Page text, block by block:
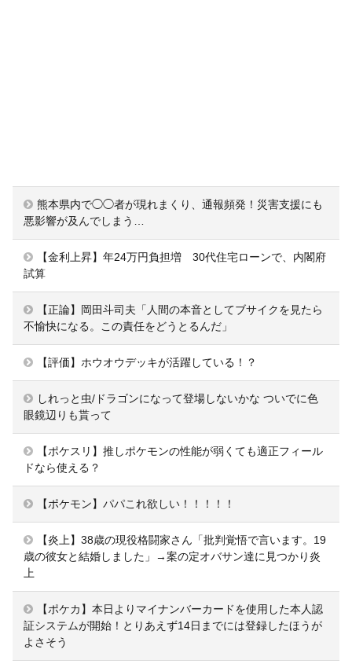
熊本県内で◯◯者が現れまくり、通報頻発！災害支援にも
悪影響が及んでしまう…
【金利上昇】年24万円負担増 30代住宅ローンで、内閣府
試算
【正論】岡田斗司夫「人間の本音としてブサイクを見たら
不愉快になる。この責任をどうとるんだ」
【評価】ホウオウデッキが活躍している！？
しれっと虫/ドラゴンになって登場しないかな ついでに色
眼鏡辺りも貰って
【ポケスリ】推しポケモンの性能が弱くても適正フィール
ドなら使える？
【ポケモン】パパこれ欲しい！！！！！
【炎上】38歳の現役格闘家さん「批判覚悟で言います。19
歳の彼女と結婚しました」→案の定オバサン達に見つかり炎
上
【ポケカ】本日よりマイナンバーカードを使用した本人認
証システムが開始！とりあえず14日までには登録したほうが
よさそう